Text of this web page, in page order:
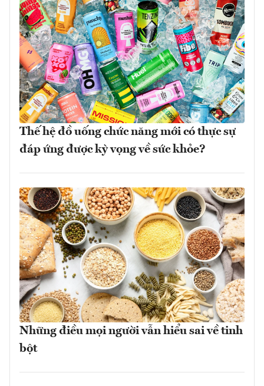
Thế hệ đồ uống chức năng mới có thực sự
đáp ứng được kỳ vọng về sức khỏe?
Những điều mọi người vẫn hiểu sai về tinh
bột